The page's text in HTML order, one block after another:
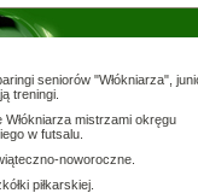
seniorów "Włókniarza",
treningi.
Włókniarza mistrzami okręgu
w futsalu.
noworoczne.
piłkarskiej.